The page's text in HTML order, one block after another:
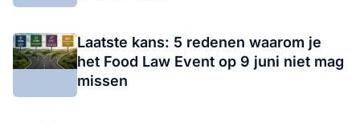
Laatste kans: 5 redenen waarom je
het Food Law Event op 9 juni niet mag
missen